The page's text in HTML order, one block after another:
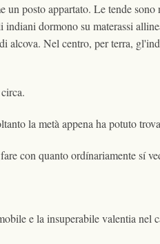
posto appartato. Le tende
dormono su materassi
Nel centro, per terra,
la metà appena ha potuto
con quanto ordínariamente sí
e la insuperabile valentia nel